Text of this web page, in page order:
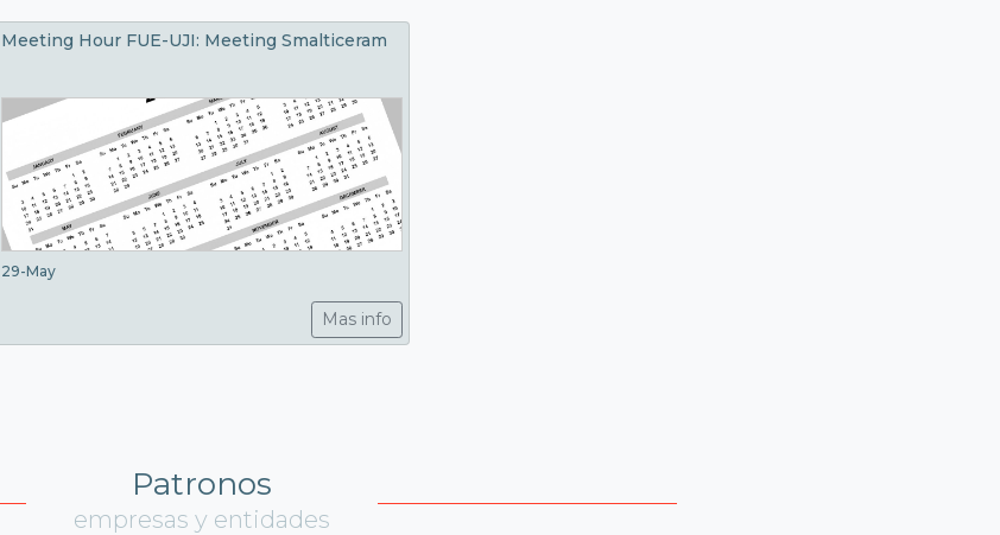
Meeting Hour FUE-UJI: Meeting Smalticeram
29-May
Mas info
Patronos
empresas y entidades